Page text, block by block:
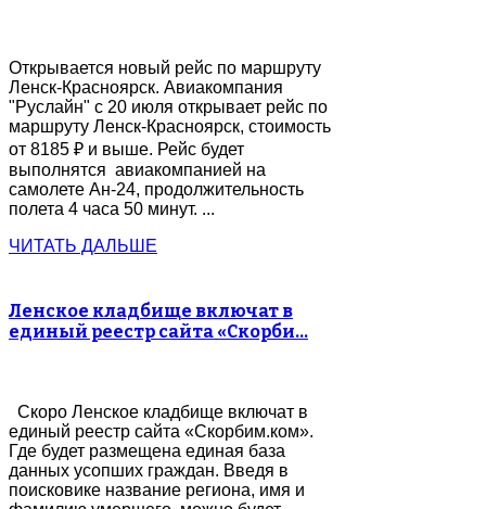
Открывается новый рейс по маршруту
Ленск-Красноярск. Авиакомпания
"Руслайн" с 20 июля открывает рейс по
маршруту Ленск-Красноярск, стоимость
от 8185 ₽ и выше. Рейс будет
выполнятся авиакомпанией на
самолете Ан-24, продолжительность
полета 4 часа 50 минут. ...
ЧИТАТЬ ДАЛЬШЕ
Ленское кладбище включат в
единый реестр сайта «Скорби…
Скоро Ленское кладбище включат в
единый реестр сайта «Скорбим.ком».
Где будет размещена единая база
данных усопших граждан. Введя в
поисковике название региона, имя и